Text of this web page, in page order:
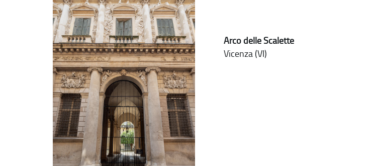
Arco delle Scalette
Vicenza (VI)